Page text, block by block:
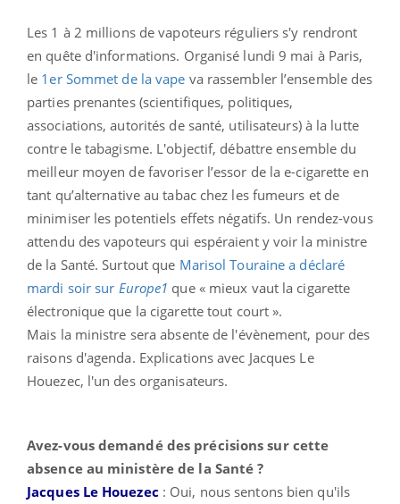
Les 1 à 2 millions de vapoteurs réguliers s'y rendront
en quête d'informations. Organisé lundi 9 mai à Paris,
le 1er Sommet de la vape va rassembler l’ensemble des
parties prenantes (scientifiques, politiques,
associations, autorités de santé, utilisateurs) à la lutte
contre le tabagisme. L'objectif, débattre ensemble du
meilleur moyen de favoriser l’essor de la e-cigarette en
tant qu’alternative au tabac chez les fumeurs et de
minimiser les potentiels effets négatifs. Un rendez-vous
attendu des vapoteurs qui espéraient y voir la ministre
de la Santé. Surtout que Marisol Touraine a déclaré
mardi soir sur Europe1 que « mieux vaut la cigarette
électronique que la cigarette tout court ».
Mais la ministre sera absente de l'évènement, pour des
raisons d'agenda. Explications avec Jacques Le
Houezec, l'un des organisateurs.
Avez-vous demandé des précisions sur cette
absence au ministère de la Santé ?
Jacques Le Houezec : Oui, nous sentons bien qu'ils